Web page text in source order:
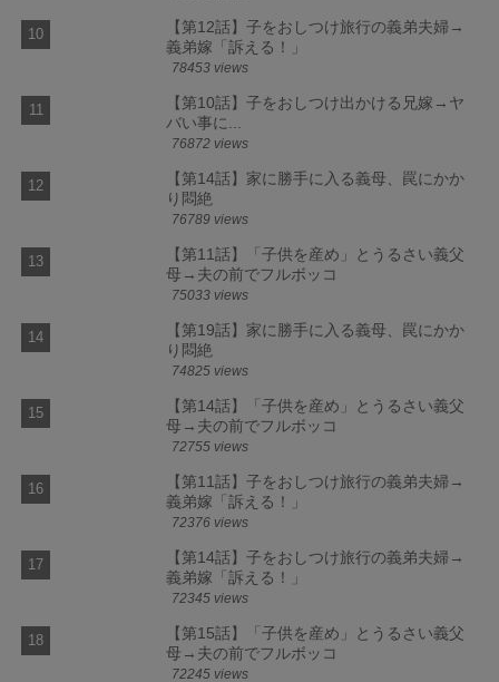
【第12話】子をおしつけ旅行の義弟夫婦→
義弟嫁「訴える！」
78453 views
【第10話】子をおしつけ出かける兄嫁→ヤ
バい事に...
76872 views
【第14話】家に勝手に入る義母、罠にかか
り悶絶
76789 views
【第11話】「子供を産め」とうるさい義父
母→夫の前でフルボッコ
75033 views
【第19話】家に勝手に入る義母、罠にかか
り悶絶
74825 views
【第14話】「子供を産め」とうるさい義父
母→夫の前でフルボッコ
72755 views
【第11話】子をおしつけ旅行の義弟夫婦→
義弟嫁「訴える！」
72376 views
【第14話】子をおしつけ旅行の義弟夫婦→
義弟嫁「訴える！」
72345 views
【第15話】「子供を産め」とうるさい義父
母→夫の前でフルボッコ
72245 views